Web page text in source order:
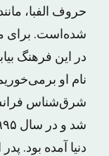
حروف الفبا،
شده‌است. برای
در این فرهنگ
نام او
دنیا آمده بود.